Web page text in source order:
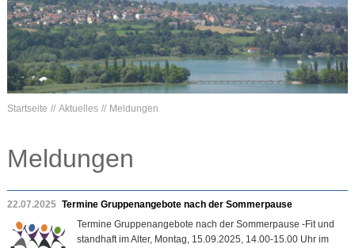
Startseite Aktuelles Meldungen
Meldungen
22.07.2025 Termine Gruppenangebote nach der Sommerpause
Termine Gruppenangebote nach der Sommerpause -Fit und
standhaft im Alter, Montag, 15.09.2025, 14.00-15.00 Uhr im